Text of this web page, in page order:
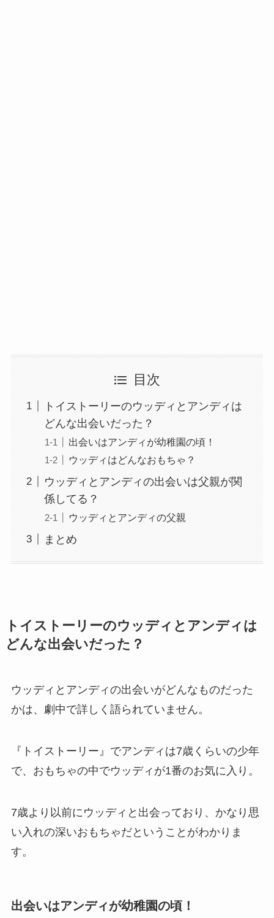
目次
トイストーリーのウッディとアンディは
どんな出会いだった？
出会いはアンディが幼稚園の頃！
ウッディはどんなおもちゃ？
ウッディとアンディの出会いは父親が関
係してる？
ウッディとアンディの父親
まとめ
トイストーリーのウッディとアンディは
どんな出会いだった？
ウッディとアンディの出会いがどんなものだった
かは、劇中で詳しく語られていません。
『トイストーリー』でアンディは7歳くらいの少年
で、おもちゃの中でウッディが1番のお気に入り。
7歳より以前にウッディと出会っており、かなり思
い入れの深いおもちゃだということがわかりま
す。
出会いはアンディが幼稚園の頃！